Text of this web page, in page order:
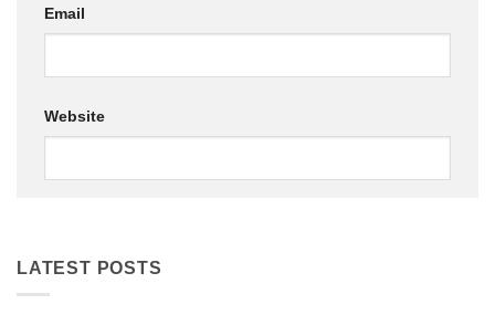
Email
Website
LATEST POSTS